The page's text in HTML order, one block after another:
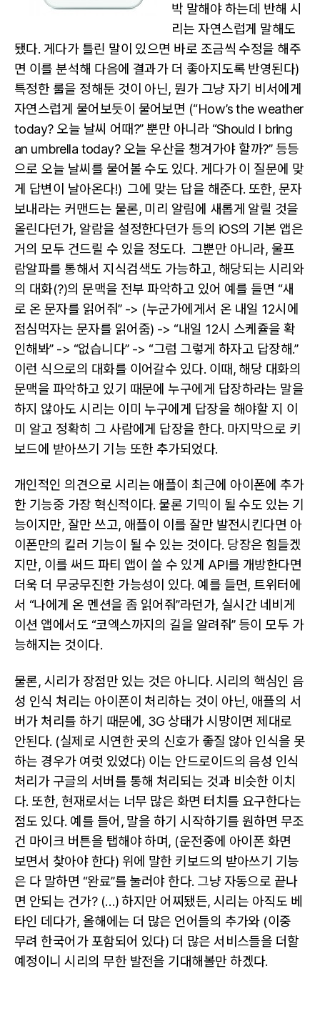
박 말해야 하는데 반해 시
리는 자연스럽게 말해도
됐다. 게다가 틀린 말이 있으면 바로 조금씩 수정을 해주
면 이를 분석해 다음에 결과가 더 좋아지도록 반영된다)
특정한 룰을 정해둔 것이 아닌, 뭔가 그냥 자기 비서에게
자연스럽게 물어보듯이 물어보면 (“How’s the weather
today? 오늘 날씨 어때?” 뿐만 아니라 “Should I bring
an umbrella today? 오늘 우산을 챙겨가야 할까?” 등등
으로 오늘 날씨를 물어볼 수도 있다. 게다가 이 질문에 맞
게 답변이 날아온다!) 그에 맞는 답을 해준다. 또한, 문자
보내라는 커맨드는 물론, 미리 알림에 새롭게 알릴 것을
올린다던가, 알람을 설정한다던가 등의 iOS의 기본 앱은
거의 모두 건드릴 수 있을 정도다. 그뿐만 아니라, 울프
람알파를 통해서 지식검색도 가능하고, 해당되는 시리와
의 대화(?)의 문맥을 전부 파악하고 있어 예를 들면 “새
로 온 문자를 읽어줘” -> (누군가에게서 온 내일 12시에
점심먹자는 문자를 읽어줌) -> “내일 12시 스케쥴을 확
인해봐” -> “없습니다” -> “그럼 그렇게 하자고 답장해.”
이런 식으로의 대화를 이어갈수 있다. 이때, 해당 대화의
문맥을 파악하고 있기 때문에 누구에게 답장하라는 말을
하지 않아도 시리는 이미 누구에게 답장을 해야할 지 이
미 알고 정확히 그 사람에게 답장을 한다. 마지막으로 키
보드에 받아쓰기 기능 또한 추가되었다.
개인적인 의견으로 시리는 애플이 최근에 아이폰에 추가
한 기능중 가장 혁신적이다. 물론 기믹이 될 수도 있는 기
능이지만, 잘만 쓰고, 애플이 이를 잘만 발전시킨다면 아
이폰만의 킬러 기능이 될 수 있는 것이다. 당장은 힘들겠
지만, 이를 써드 파티 앱이 쓸 수 있게 API를 개방한다면
더욱 더 무궁무진한 가능성이 있다. 예를 들면, 트위터에
서 “나에게 온 멘션을 좀 읽어줘”라던가, 실시간 네비게
이션 앱에서도 “코엑스까지의 길을 알려줘” 등이 모두 가
능해지는 것이다.
물론, 시리가 장점만 있는 것은 아니다. 시리의 핵심인 음
성 인식 처리는 아이폰이 처리하는 것이 아닌, 애플의 서
버가 처리를 하기 때문에, 3G 상태가 시망이면 제대로
안된다. (실제로 시연한 곳의 신호가 좋질 않아 인식을 못
하는 경우가 여럿 있었다) 이는 안드로이드의 음성 인식
처리가 구글의 서버를 통해 처리되는 것과 비슷한 이치
다. 또한, 현재로서는 너무 많은 화면 터치를 요구한다는
점도 있다. 예를 들어, 말을 하기 시작하기를 원하면 무조
건 마이크 버튼을 탭해야 하며, (운전중에 아이폰 화면
보면서 찾아야 한다) 위에 말한 키보드의 받아쓰기 기능
은 다 말하면 “완료”를 눌러야 한다. 그냥 자동으로 끝나
면 안되는 건가? (…) 하지만 어찌됐든, 시리는 아직도 베
타인 데다가, 올해에는 더 많은 언어들의 추가와 (이중
무려 한국어가 포함되어 있다) 더 많은 서비스들을 더할
예정이니 시리의 무한 발전을 기대해볼만 하겠다.